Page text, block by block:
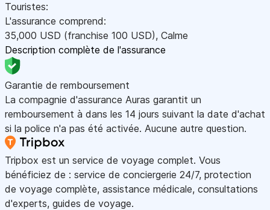
Touristes:
L'assurance comprend:
35,000 USD (franchise 100 USD), Calme
Description complète de l'assurance
Garantie de remboursement
La compagnie d'assurance Auras garantit un
remboursement à dans les 14 jours suivant la date d'achat
si la police n'a pas été activée. Aucune autre question.
Tripbox est un service de voyage complet. Vous
bénéficiez de : service de conciergerie 24/7, protection
de voyage complète, assistance médicale, consultations
d'experts, guides de voyage.